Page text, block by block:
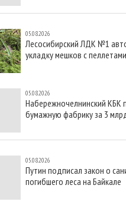
05.08.2026
Лесосибирский ЛДК №1
укладку мешков с пеллетами
05.08.2026
Набережночелнинский КБК
бумажную фабрику за 3
05.08.2026
Путин подписал закон о
погибшего леса на Байкале